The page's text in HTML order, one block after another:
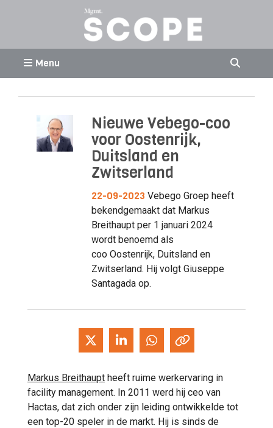
Menu
Nieuwe Vebego-coo
voor Oostenrijk,
Duitsland en
Zwitserland
22-09-2023 Vebego Groep heeft
bekendgemaakt dat Markus
Breithaupt per 1 januari 2024
wordt benoemd als
coo Oostenrijk, Duitsland en
Zwitserland. Hij volgt Giuseppe
Santagada op.
Markus Breithaupt heeft ruime werkervaring in
facility management. In 2011 werd hij ceo van
Hactas, dat zich onder zijn leiding ontwikkelde tot
een top-20 speler in de markt. Hij is sinds de